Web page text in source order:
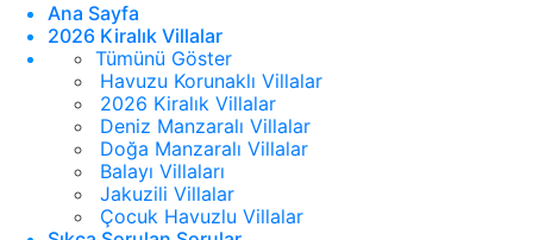
Ana Sayfa
2026 Kiralık Villalar
Tümünü Göster
Havuzu Korunaklı Villalar
2026 Kiralık Villalar
Deniz Manzaralı Villalar
Doğa Manzaralı Villalar
Balayı Villaları
Jakuzili Villalar
Çocuk Havuzlu Villalar